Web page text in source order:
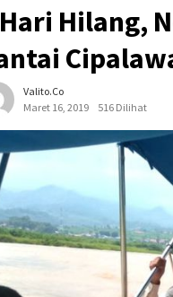
Hilang,
Valito.co
Maret 16, 2019
516 Dilihat